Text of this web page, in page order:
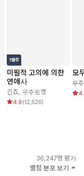
미필적 고의에 의한
연애사
긴죠, 우주토깽
4.9(12,526)
모
우
36,247명 평가
별점 분포 보기